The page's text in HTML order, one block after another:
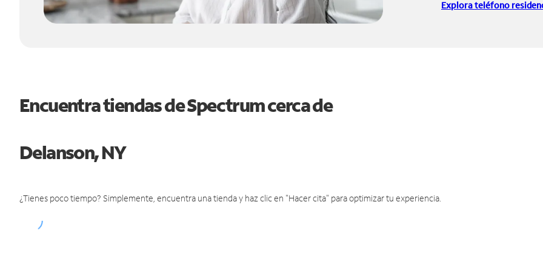
Explora teléfono
Encuentra tiendas de Spectrum cerca de
Delanson, NY
¿Tienes poco tiempo? Simplemente, encuentra una tienda y haz clic en "Hacer cita" para optimizar tu experiencia.